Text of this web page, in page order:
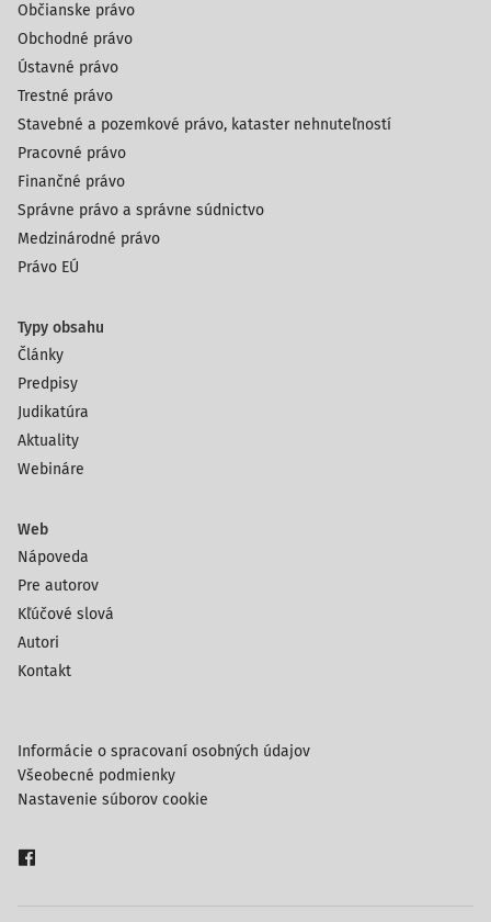
Občianske právo
Obchodné právo
Ústavné právo
Trestné právo
Stavebné a pozemkové právo, kataster nehnuteľností
Pracovné právo
Finančné právo
Správne právo a správne súdnictvo
Medzinárodné právo
Právo EÚ
Typy obsahu
Články
Predpisy
Judikatúra
Aktuality
Webináre
Web
Nápoveda
Pre autorov
Kľúčové slová
Autori
Kontakt
Informácie o spracovaní osobných údajov
Všeobecné podmienky
Nastavenie súborov cookie